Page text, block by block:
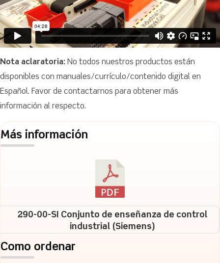
Nota aclaratoria: No todos nuestros productos están
disponibles con manuales/currículo/contenido digital en
Español. Favor de contactarnos para obtener más
información al respecto.
Más información
290-00-SI Conjunto de enseñanza de control
industrial (Siemens)
Como ordenar